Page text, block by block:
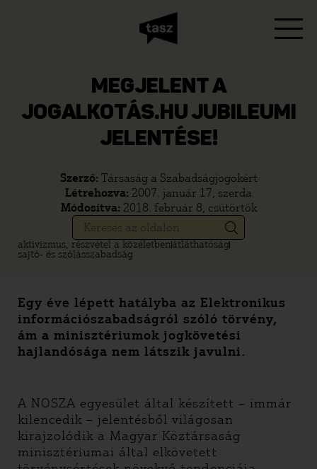
MEGJELENT A
JOGALKOTÁS.HU JUBILEUMI
JELENTÉSE!
Szerző: Társaság a Szabadságjogokért
Létrehozva: 2007. január 17, szerda
Módosítva: 2018. február 8, csütörtök
aktivizmus, részvétel a közéletbenátláthatóság
sajtó- és szólásszabadság
Egy éve lépett hatályba az Elektronikus
információszabadságról szóló törvény,
ám a minisztériumok jogkövetési
hajlandósága nem látszik javulni.
A NOSZA egyesület által készített – immár
kilencedik – jelentésből világosan
kirajzolódik a Magyar Köztársaság
minisztériumai által elkövetett